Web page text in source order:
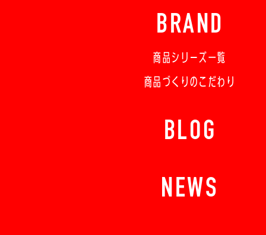
BRAND
商品シリーズ一覧
商品づくりのこだわり
BLOG
NEWS